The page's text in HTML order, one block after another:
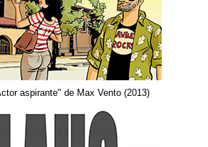
aspirante" de Max Vento (2013)